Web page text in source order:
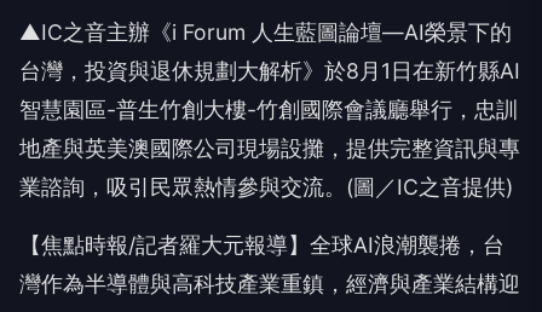
▲IC之音主辦《i Forum 人生藍圖論壇—AI榮景下的
台灣，投資與退休規劃大解析》於8月1日在新竹縣AI
智慧園區-普生竹創大樓-竹創國際會議廳舉行，忠訓
地產與英美澳國際公司現場設攤，提供完整資訊與專
業諮詢，吸引民眾熱情參與交流。(圖／IC之音提供)
【焦點時報/記者羅大元報導】全球AI浪潮襲捲，台
灣作為半導體與高科技產業重鎮，經濟與產業結構迎